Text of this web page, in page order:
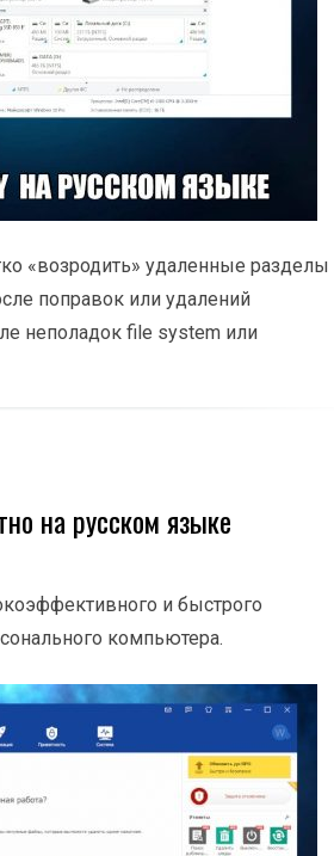
«возродить» удаленные разделы
поправок или удалений
неполадок file system или
на русском языке
и быстрого
компьютера.